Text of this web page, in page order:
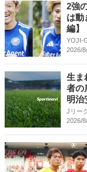
2強
は
編】
YOJI-
2026/
生ま
者の
明治
Jリー
2026/